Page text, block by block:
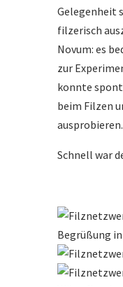
Gelegenheit
filzerisch
Novum: es
zur
konnte
beim Filzen
ausprobieren.
Schnell war